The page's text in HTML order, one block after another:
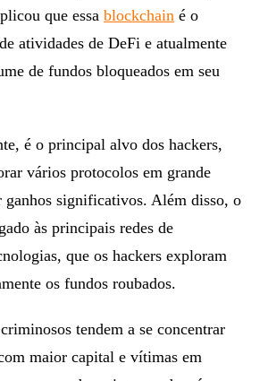
que essa blockchain é o
atividades de DeFi e atualmente
de fundos bloqueados em seu
é o principal alvo dos hackers,
vários protocolos em grande
ganhos significativos. Além disso, o
às principais redes de
que os hackers exploram
os fundos roubados.
tendem a se concentrar
maior capital e vítimas em